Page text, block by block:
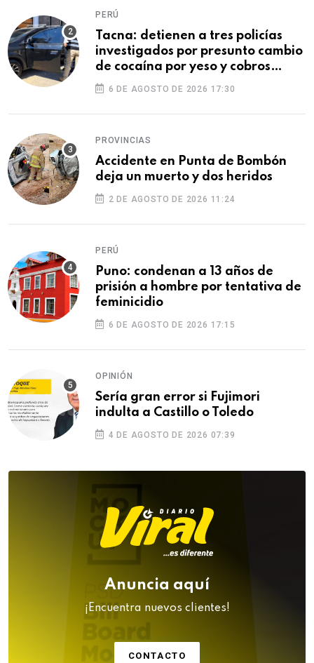
PERÚ
Tacna: detienen a tres policías
investigados por presunto cambio
de cocaína por yeso y cobros
ilegales
6 DE AGOSTO DE 2026 17:30
PROVINCIAS
Accidente en Punta de Bombón
deja un muerto y dos heridos
2 DE AGOSTO DE 2026 11:24
PERÚ
Puno: condenan a 13 años de
prisión a hombre por tentativa de
feminicidio
6 DE AGOSTO DE 2026 17:15
OPINIÓN
Sería gran error si Fujimori
indulta a Castillo o Toledo
4 DE AGOSTO DE 2026 07:39
Anuncia aquí
¡Encuentra nuevos clientes!
CONTACTO